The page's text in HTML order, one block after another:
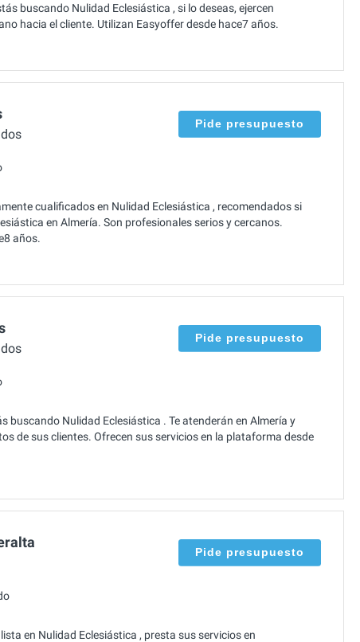
buscando Nulidad Eclesiástica , si lo deseas, ejercen
hacia el cliente. Utilizan Easyoffer desde hace7 años.
Pide presupuesto
cualificados en Nulidad Eclesiástica , recomendados si
en Almería. Son profesionales serios y cercanos.
años.
Pide presupuesto
buscando Nulidad Eclesiástica . Te atenderán en Almería y
de sus clientes. Ofrecen sus servicios en la plataforma desde
Pide presupuesto
en Nulidad Eclesiástica , presta sus servicios en